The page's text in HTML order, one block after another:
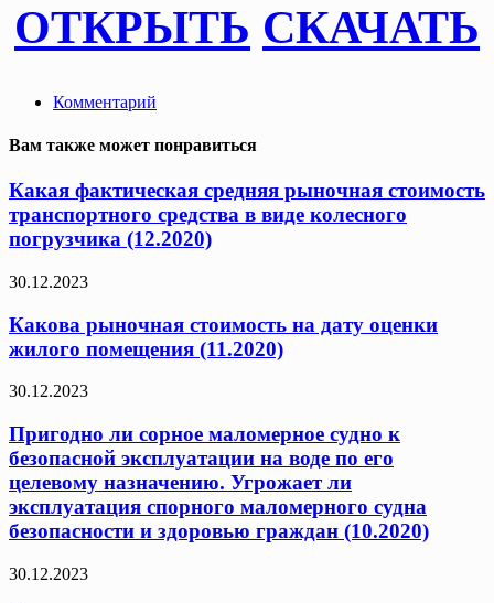
ОТКРЫТЬ СКАЧАТЬ
Комментарий
Вам также может понравиться
Какая фактическая средняя рыночная стоимость
транспортного средства в виде колесного
погрузчика (12.2020)
30.12.2023
Какова рыночная стоимость на дату оценки
жилого помещения (11.2020)
30.12.2023
Пригодно ли сорное маломерное судно к
безопасной эксплуатации на воде по его
целевому назначению. Угрожает ли
эксплуатация спорного маломерного судна
безопасности и здоровью граждан (10.2020)
30.12.2023